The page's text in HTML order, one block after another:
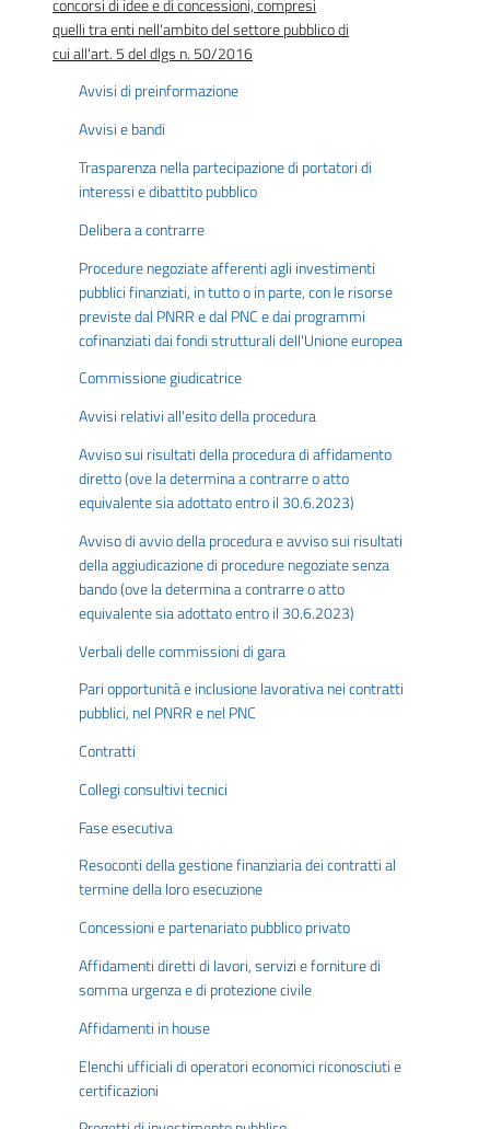
concorsi di idee e di concessioni, compresi
quelli tra enti nell'ambito del settore pubblico di
cui all'art. 5 del dlgs n. 50/2016
Avvisi di preinformazione
Avvisi e bandi
Trasparenza nella partecipazione di portatori di
interessi e dibattito pubblico
Delibera a contrarre
Procedure negoziate afferenti agli investimenti
pubblici finanziati, in tutto o in parte, con le risorse
previste dal PNRR e dal PNC e dai programmi
cofinanziati dai fondi strutturali dell'Unione europea
Commissione giudicatrice
Avvisi relativi all'esito della procedura
Avviso sui risultati della procedura di affidamento
diretto (ove la determina a contrarre o atto
equivalente sia adottato entro il 30.6.2023)
Avviso di avvio della procedura e avviso sui risultati
della aggiudicazione di procedure negoziate senza
bando (ove la determina a contrarre o atto
equivalente sia adottato entro il 30.6.2023)
Verbali delle commissioni di gara
Pari opportunità e inclusione lavorativa nei contratti
pubblici, nel PNRR e nel PNC
Contratti
Collegi consultivi tecnici
Fase esecutiva
Resoconti della gestione finanziaria dei contratti al
termine della loro esecuzione
Concessioni e partenariato pubblico privato
Affidamenti diretti di lavori, servizi e forniture di
somma urgenza e di protezione civile
Affidamenti in house
Elenchi ufficiali di operatori economici riconosciuti e
certificazioni